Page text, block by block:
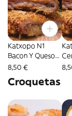
Katxopo N1
Bacon Y Queso
Havarti 350Gr
8,50 €
Y
Croquetas